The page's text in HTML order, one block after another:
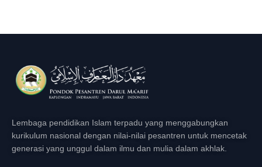
Lembaga pendidikan Islam terpadu yang menggabungkan
kurikulum nasional dengan nilai-nilai pesantren untuk mencetak
generasi yang unggul dalam ilmu dan mulia dalam akhlak.